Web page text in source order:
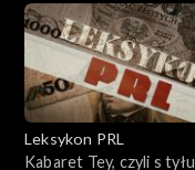
Leksykon PRL
Kabaret Tey, czyli s tyłu